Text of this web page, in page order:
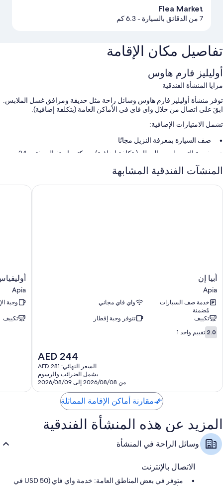
Flea Market
7 من الدقائق بالسيارة - 6.3 كم
تفاصيل مكان الإقامة
أوليليز فارم هاوس
مزايا المنشأة الفندقية
توفر منشأة أوليليز فارم هاوس وسائل راحة مثل حديقة ومرافق غسل الملابس.
ابقَ على اتصال من خلال واي فاي في الأماكن العامة (بتكلفة إضافية).
تشمل الامتيازات الإضافية:
صف السيارة بمعرفة النزيل مجانًا
خدمة التوصيل من المطار (بتكلفة إضافية)، ومكتب استقبال مفتوح 24
شوايات فحم
مناطق جلوس منفصلة، ومطابخ، وثلاجات/مُجمّدات بحجم كبير
المنشآت الفندقية المشابهة
أبيا
إن
Apia
أبيا إن
Apia
خدمة صف السيارات
مُضمنة
واي فاي مجاني
تكييف
تتوفر وجبة إفطار
2.0
من
2.0 تقييم واحد 1
السعر
الحالي
هو
AED
244
AED 244
السعر النهائي: AED 281
يشمل الضرائب والرسوم
من 2026/08/08 إلى 2026/08/09
أبيا إن
أوليفياس
Apia
Apia
وجبة
تكييف
مقارنة أماكن الإقامة المماثلة
المزيد عن هذه المنشأة الفندقية
وسائل الراحة في المنشأة
الاتصال بالإنترنت
متوفر في بعض المناطق العامة: خدمة واي فاي (USD 50 في